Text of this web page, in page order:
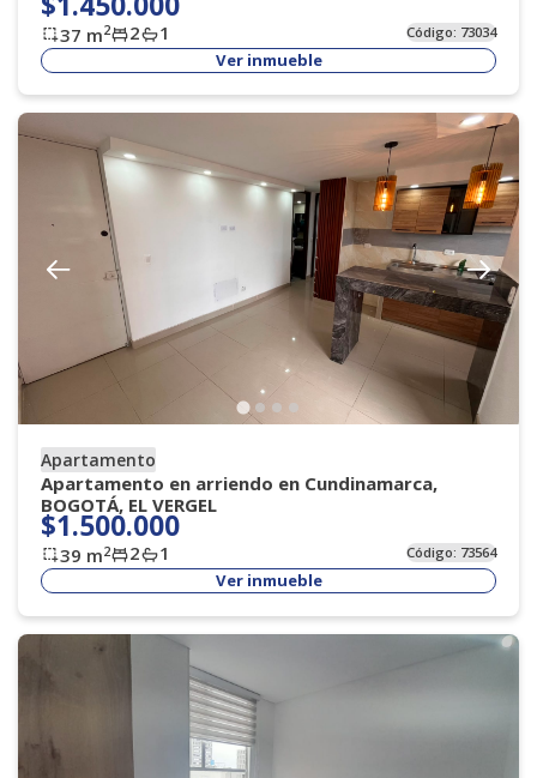
37 m2 2 1 Código: 73034
Ver inmueble
Apartamento
Apartamento en arriendo en Cundinamarca,
BOGOTÁ, EL VERGEL
$1.500.000
39 m2 2 1 Código: 73564
Ver inmueble